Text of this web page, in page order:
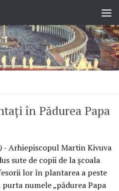
în Pădurea Papa
- Arhiepiscopul Martin Kivuva
sute de copii de la școala
lor în plantarea a peste
numele „pădurea Papa